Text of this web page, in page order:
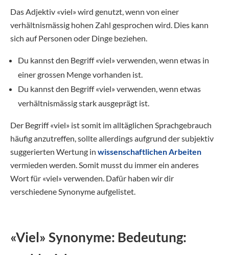
Das Adjektiv «viel» wird genutzt, wenn von einer
verhältnismässig hohen Zahl gesprochen wird. Dies kann
sich auf Personen oder Dinge beziehen.
Du kannst den Begriff «viel» verwenden, wenn etwas in
einer grossen Menge vorhanden ist.
Du kannst den Begriff «viel» verwenden, wenn etwas
verhältnismässig stark ausgeprägt ist.
Der Begriff «viel» ist somit im alltäglichen Sprachgebrauch
häufig anzutreffen, sollte allerdings aufgrund der subjektiv
suggerierten Wertung in wissenschaftlichen Arbeiten
vermieden werden. Somit musst du immer ein anderes
Wort für «viel» verwenden. Dafür haben wir dir
verschiedene Synonyme aufgelistet.
«Viel» Synonyme: Bedeutung: